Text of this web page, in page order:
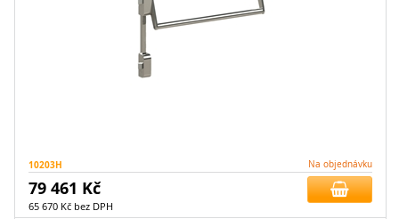
10203H Na objednávku
79 461 Kč
65 670 Kč bez DPH